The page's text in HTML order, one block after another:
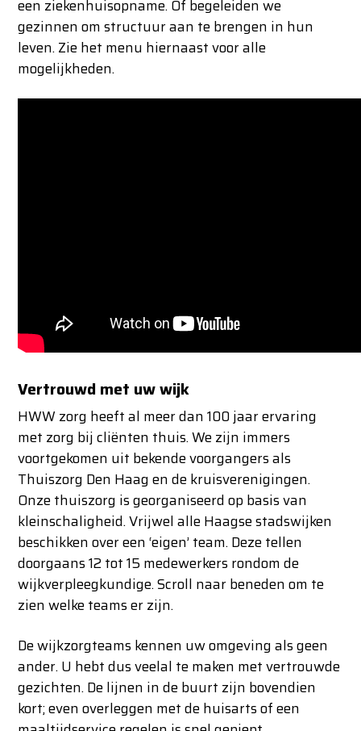
een ziekenhuisopname. Of begeleiden we
gezinnen om structuur aan te brengen in hun
leven. Zie het menu hiernaast voor alle
mogelijkheden.
Vertrouwd met uw wijk
HWW zorg heeft al meer dan 100 jaar ervaring
met zorg bij cliënten thuis. We zijn immers
voortgekomen uit bekende voorgangers als
Thuiszorg Den Haag en de kruisverenigingen.
Onze thuiszorg is georganiseerd op basis van
kleinschaligheid. Vrijwel alle Haagse stadswijken
beschikken over een ‘eigen’ team. Deze tellen
doorgaans 12 tot 15 medewerkers rondom de
wijkverpleegkundige. Scroll naar beneden om te
zien welke teams er zijn.
De wijkzorgteams kennen uw omgeving als geen
ander. U hebt dus veelal te maken met vertrouwde
gezichten. De lijnen in de buurt zijn bovendien
kort; even overleggen met de huisarts of een